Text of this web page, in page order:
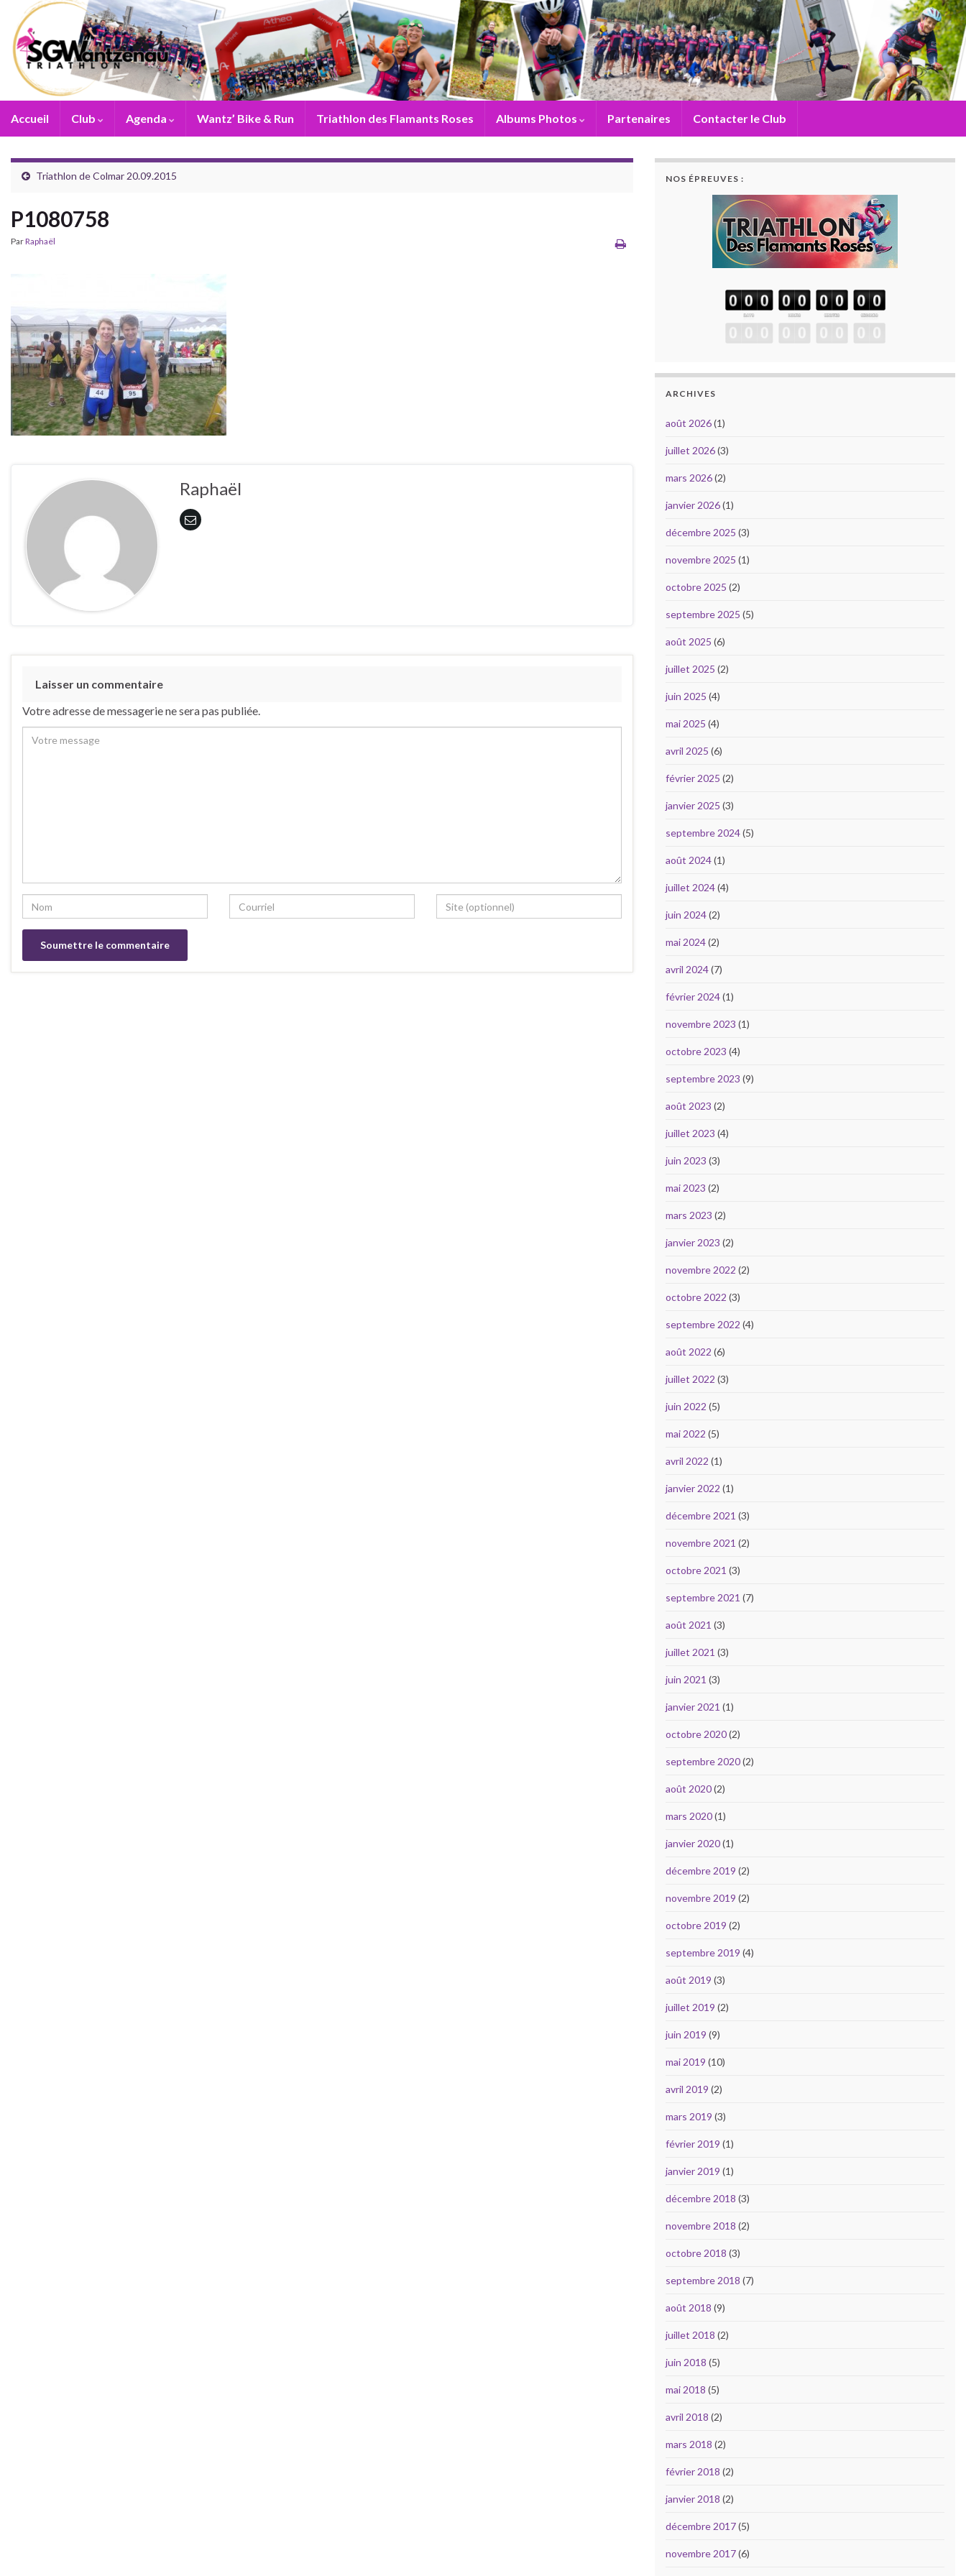
Accueil Club Agenda Wantz’ Bike & Run Triathlon des Flamants Roses Albums Photos Partenaires Contacter le Club
Triathlon de Colmar 20.09.2015
P1080758
ParRaphaël
Raphaël
Laisser un commentaire
Votre adresse de messagerie ne sera pas publiée.
NOS ÉPREUVES :
ARCHIVES
août 2026(1)
juillet 2026(3)
mars 2026(2)
janvier 2026(1)
décembre 2025 (3)
novembre 2025 (1)
octobre 2025 (2)
septembre 2025 (5)
août 2025 (6)
juillet 2025 (2)
juin 2025 (4)
mai 2025 (4)
avril 2025 (6)
février 2025 (2)
janvier 2025 (3)
septembre 2024(5)
août 2024(1)
juillet 2024(4)
juin 2024(2)
mai 2024(2)
avril 2024(7)
février 2024(1)
novembre 2023 (1)
octobre 2023 (4)
septembre 2023 (9)
août 2023 (2)
juillet 2023 (4)
juin 2023 (3)
mai 2023 (2)
mars 2023 (2)
janvier 2023 (2)
novembre 2022 (2)
octobre 2022 (3)
septembre 2022 (4)
août 2022 (6)
juillet 2022 (3)
juin 2022 (5)
mai 2022 (5)
avril 2022 (1)
janvier 2022 (1)
décembre 2021 (3)
novembre 2021 (2)
octobre 2021 (3)
septembre 2021 (7)
août 2021 (3)
juillet 2021 (3)
juin 2021 (3)
janvier 2021 (1)
octobre 2020(2)
septembre 2020(2)
août 2020(2)
mars 2020(1)
janvier 2020(1)
décembre 2019 (2)
novembre 2019 (2)
octobre 2019 (2)
septembre 2019 (4)
août 2019 (3)
juillet 2019 (2)
juin 2019 (9)
mai 2019 (10)
avril 2019 (2)
mars 2019 (3)
février 2019 (1)
janvier 2019 (1)
décembre 2018 (3)
novembre 2018 (2)
octobre 2018 (3)
septembre 2018 (7)
août 2018 (9)
juillet 2018 (2)
juin 2018 (5)
mai 2018 (5)
avril 2018 (2)
mars 2018 (2)
février 2018 (2)
janvier 2018 (2)
décembre 2017(5)
novembre 2017(6)